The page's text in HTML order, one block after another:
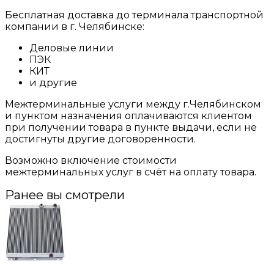
Бесплатная доставка до терминала транспортной
компании в г. Челябинске:
Деловые линии
ПЭК
КИТ
и другие
Межтерминальные услуги между г.Челябинском
и пунктом назначения оплачиваются клиентом
при получении товара в пункте выдачи, если не
достигнуты другие договоренности.
Возможно включение стоимости
межтерминальных услуг в счёт на оплату товара.
Ранее вы смотрели